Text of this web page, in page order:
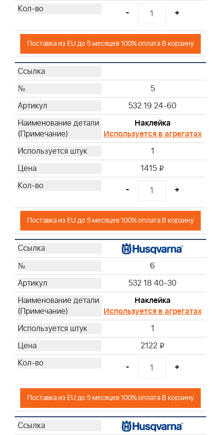
- +
Поставка из EU до 5 месяцев 100% оплата В корзину
5
532 19 24-60
Наклейка
Используется в агрегатах
1
1415 i
- +
Поставка из EU до 5 месяцев 100% оплата В корзину
6
532 18 40-30
Наклейка
Используется в агрегатах
1
2122 i
- +
Поставка из EU до 5 месяцев 100% оплата В корзину